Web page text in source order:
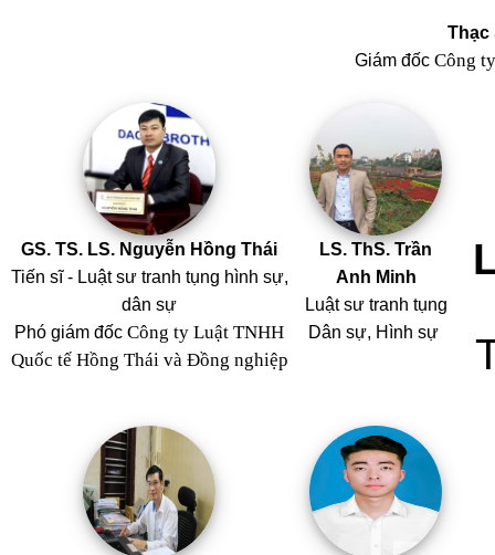
Thạc
Giám đốc Công
GS. TS. LS. Nguyễn Hồng Thái
Tiến sĩ - Luật sư tranh tụng hình sự,
dân sự
Phó giám đốc Công ty Luật TNHH
Quốc tế Hồng Thái và Đồng nghiệp
LS. ThS. Trần
Anh Minh
Luật sư tranh tụng
Dân sự, Hình sự